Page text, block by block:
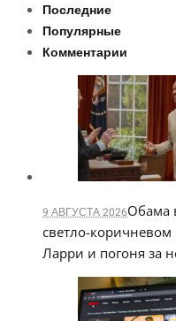
Последние
Популярные
Комментарии
9 АВГУСТА 2026Обама
светло-
Ларри и погоня за